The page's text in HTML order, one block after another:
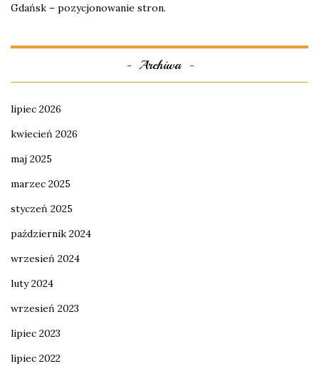
Gdańsk – pozycjonowanie stron.
Archiwa
lipiec 2026
kwiecień 2026
maj 2025
marzec 2025
styczeń 2025
październik 2024
wrzesień 2024
luty 2024
wrzesień 2023
lipiec 2023
lipiec 2022